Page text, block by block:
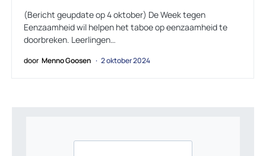
(Bericht geupdate op 4 oktober) De Week tegen
Eenzaamheid wil helpen het taboe op eenzaamheid te
doorbreken. Leerlingen…
door Menno Goosen 2 oktober 2024